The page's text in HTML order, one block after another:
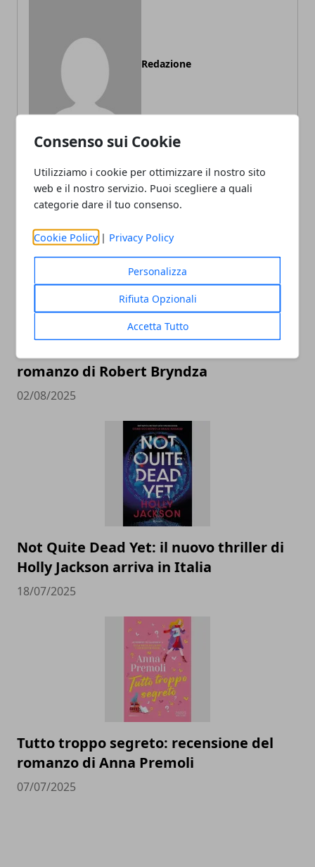
Consenso sui Cookie
Utilizziamo i cookie per ottimizzare il nostro sito
web e il nostro servizio. Puoi scegliere a quali
categorie dare il tuo consenso.
Cookie Policy | Privacy Policy
Personalizza
Rifiuta Opzionali
Accetta Tutto
Redazione
ARTICOLI CORRELATI
romanzo di Robert Bryndza
02/08/2025
Not Quite Dead Yet: il nuovo thriller di
Holly Jackson arriva in Italia
18/07/2025
Tutto troppo segreto: recensione del
romanzo di Anna Premoli
07/07/2025